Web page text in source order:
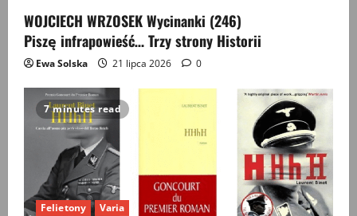
WOJCIECH WRZOSEK Wycinanki (246)
Piszę infrapowieść… Trzy strony Historii
Ewa Solska 21 lipca 2026 0
7 minutes read
Felietony Varia